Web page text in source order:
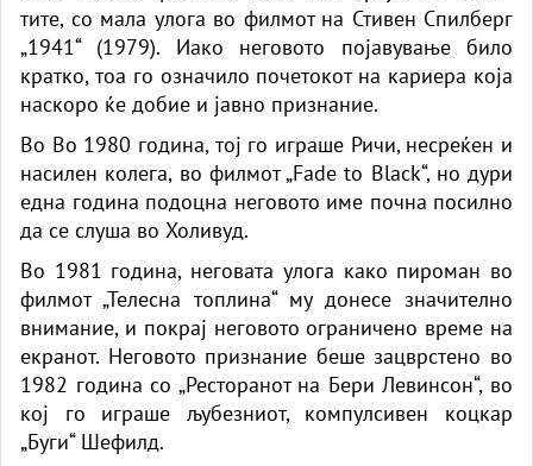
тите, со мала улога во филмот на Стивен Спилберг
„1941“ (1979). Иако неговото појавување било
кратко, тоа го означило почетокот на кариера која
наскоро ќе добие и јавно признание.
Во Во 1980 година, тој го играше Ричи, несреќен и
насилен колега, во филмот „Fade to Black“, но дури
една година подоцна неговото име почна посилно
да се слуша во Холивуд.
Во 1981 година, неговата улога како пироман во
филмот „Телесна топлина“ му донесе значително
внимание, и покрај неговото ограничено време на
екранот. Неговото признание беше зацврстено во
1982 година со „Ресторанот на Бери Левинсон“, во
кој го играше љубезниот, компулсивен коцкар
„Буги“ Шефилд.